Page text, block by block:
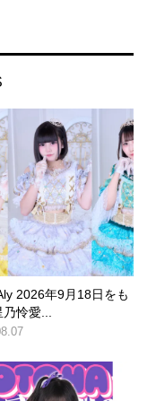
2026年9月18日をも
怜愛...